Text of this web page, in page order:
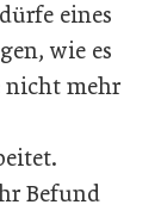
eines
wie es
nicht mehr
Befund